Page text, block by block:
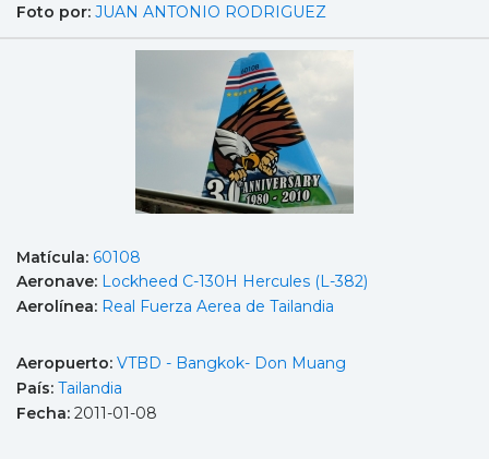
Foto por: JUAN ANTONIO RODRIGUEZ
Matícula: 60108
Aeronave: Lockheed C-130H Hercules (L-382)
Aerolínea: Real Fuerza Aerea de Tailandia
Aeropuerto: VTBD - Bangkok- Don Muang
País: Tailandia
Fecha: 2011-01-08